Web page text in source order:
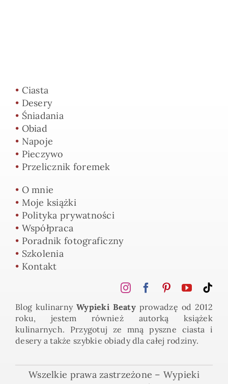
• Ciasta
• Desery
• Śniadania
• Obiad
• Napoje
• Pieczywo
• Przelicznik foremek
• O mnie
• Moje książki
• Polityka prywatności
• Współpraca
• Poradnik fotograficzny
• Szkolenia
• Kontakt
Blog kulinarny Wypieki Beaty prowadzę od 2012
roku, jestem również autorką książek
kulinarnych. Przygotuj ze mną pyszne ciasta i
desery a także szybkie obiady dla całej rodziny.
Wszelkie prawa zastrzeżone – Wypieki